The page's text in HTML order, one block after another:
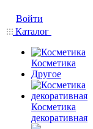
Войти
Каталог
Косметика
Другое
Косметика
декоративная